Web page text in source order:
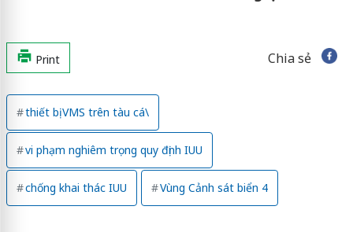
Print Chia sẻ
thiết bị VMS trên tàu cá\
vi phạm nghiêm trọng quy định IUU
chống khai thác IUU Vùng Cảnh sát biển 4